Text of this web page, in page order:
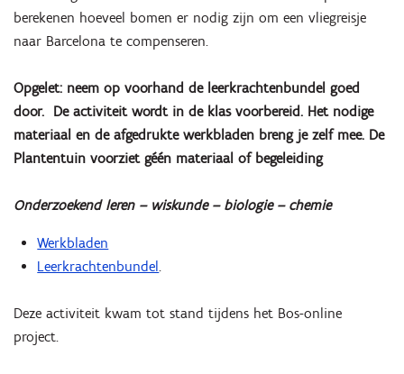
berekenen hoeveel bomen er nodig zijn om een vliegreisje
naar Barcelona te compenseren.
Opgelet: neem op voorhand de leerkrachtenbundel goed
door. De activiteit wordt in de klas voorbereid. Het nodige
materiaal en de afgedrukte werkbladen breng je zelf mee. De
Plantentuin voorziet géén materiaal of begeleiding
Onderzoekend leren – wiskunde – biologie – chemie
Werkbladen
Leerkrachtenbundel.
Deze activiteit kwam tot stand tijdens het Bos-online
project.